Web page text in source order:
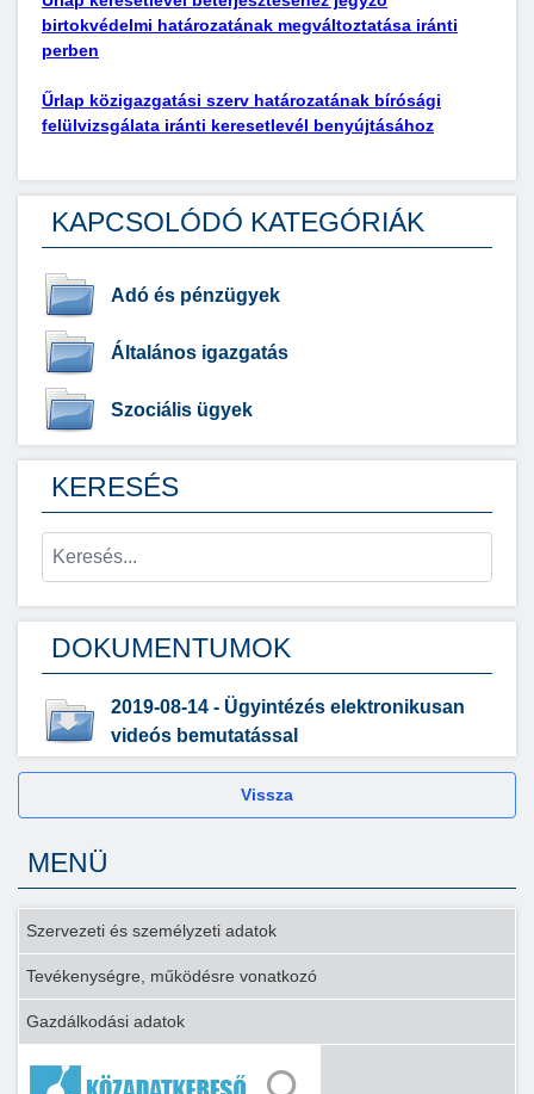
birtokvédelmi határozatának megváltoztatása iránti
perben
Űrlap közigazgatási szerv határozatának bírósági
felülvizsgálata iránti keresetlevél benyújtásához
KAPCSOLÓDÓ KATEGÓRIÁK
Adó és pénzügyek
Általános igazgatás
Szociális ügyek
KERESÉS
DOKUMENTUMOK
2019-08-14 - Ügyintézés elektronikusan
videós bemutatással
Vissza
MENÜ
Szervezeti és személyzeti adatok
Tevékenységre, működésre vonatkozó
Gazdálkodási adatok